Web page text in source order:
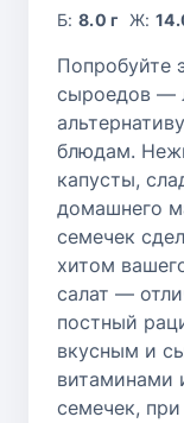
Б:8.0 г Ж:
Попробуйте
сыроедов —
блюдам.
капусты,
домашнего
семечек
хитом
салат —
постный
вкусным и
витаминами
семечек,